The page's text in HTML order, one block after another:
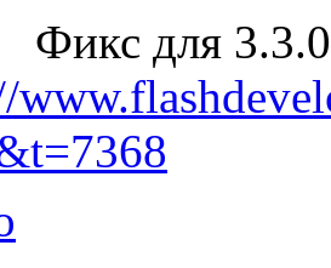
Фикс для